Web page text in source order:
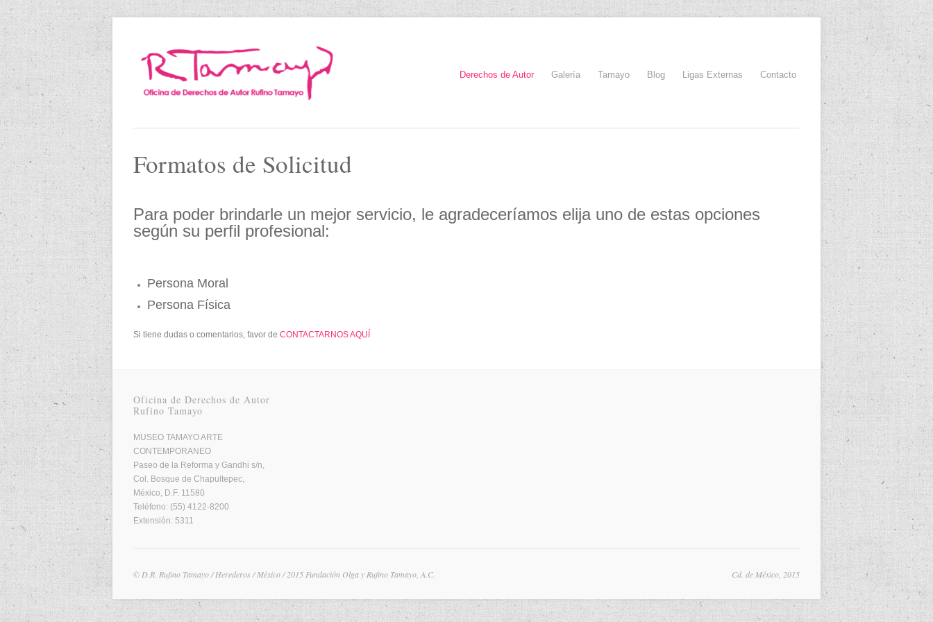
Derechos de Autor Galería Tamayo Blog Ligas Externas Contacto
Formatos de Solicitud
Para poder brindarle un mejor servicio, le agradeceríamos elija uno de estas opciones
según su perfil profesional:
Persona Moral
Persona Física
Si tiene dudas o comentarios, favor de CONTACTARNOS AQUÍ
Oficina de Derechos de Autor
Rufino Tamayo
MUSEO TAMAYO ARTE
CONTEMPORANEO
Paseo de la Reforma y Gandhi s/n,
Col. Bosque de Chapultepec,
México, D.F. 11580
Teléfono: (55) 4122-8200
Extensión: 5311
© D.R. Rufino Tamayo / Herederos / México / 2015 Fundación Olga y Rufino Tamayo, A.C. Cd. de México, 2015